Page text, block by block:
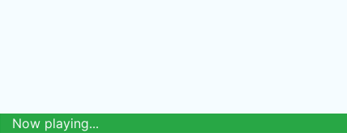
Now playing...